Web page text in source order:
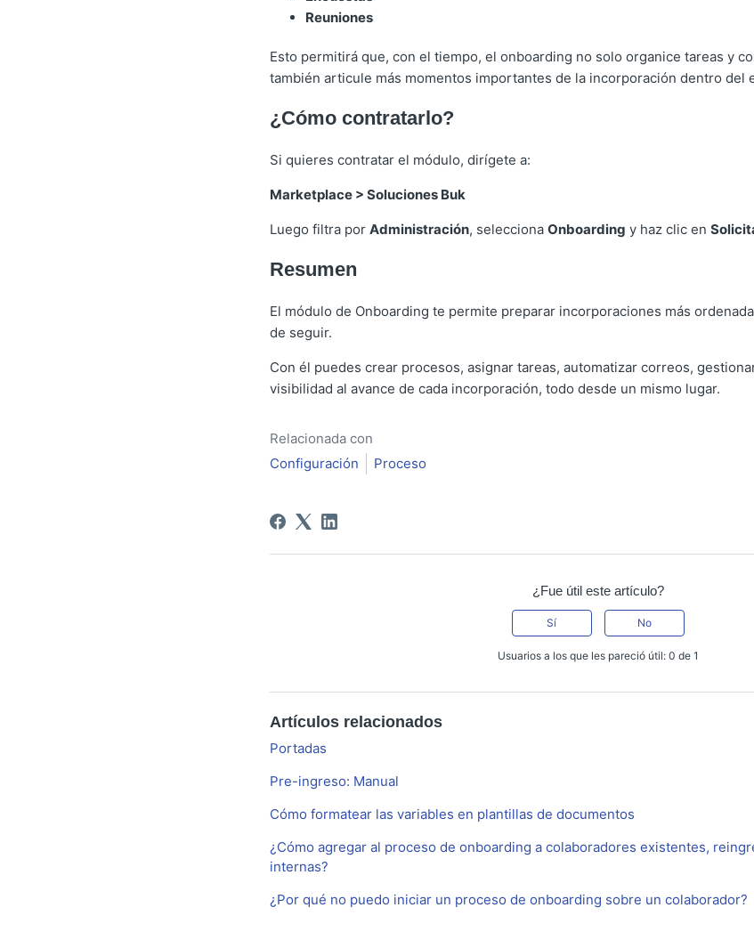
Reuniones
Esto permitirá que, con el tiempo, el onboarding no solo organice tareas y
también articule más momentos importantes de la incorporación dentro del
¿Cómo contratarlo?
Si quieres contratar el módulo, dirígete a:
Marketplace > Soluciones Buk
Luego filtra por Administración, selecciona Onboarding y haz clic en
Resumen
El módulo de Onboarding te permite preparar incorporaciones más
de seguir.
Con él puedes crear procesos, asignar tareas, automatizar correos,
visibilidad al avance de cada incorporación, todo desde un mismo lugar.
Relacionada con
Configuración
Proceso
¿Fue útil este artículo?
Sí No
Usuarios a los que les pareció útil: 0 de 1
Artículos relacionados
Portadas
Pre-ingreso: Manual
Cómo formatear las variables en plantillas de documentos
¿Cómo agregar al proceso de onboarding a colaboradores existentes,
internas?
¿Por qué no puedo iniciar un proceso de onboarding sobre un colaborador?